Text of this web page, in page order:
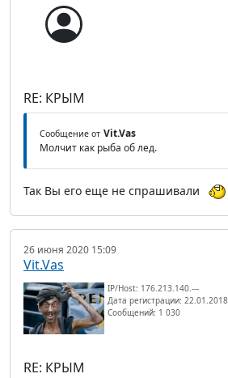
RE: КРЫМ
Сообщение от Vit.Vas
Молчит как рыба об лед.
Так Вы его еще не спрашивали
26 июня 2020 15:09
Vit.Vas
IP/Host: 176.213.140.---
Дата регистрации: 22.01.2018
Сообщений: 1 030
RE: КРЫМ